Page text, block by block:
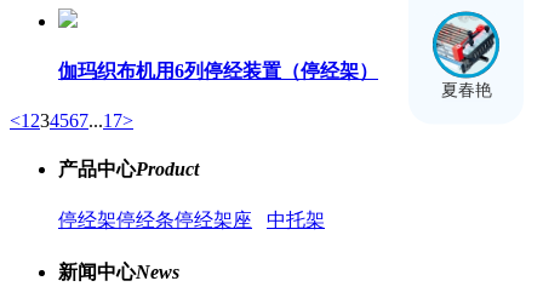
伽玛织布机用6列停经装置（停经架）
<1 234567...17>
产品中心Product
停经架停经条停经架座 中托架
新闻中心News
夏春艳